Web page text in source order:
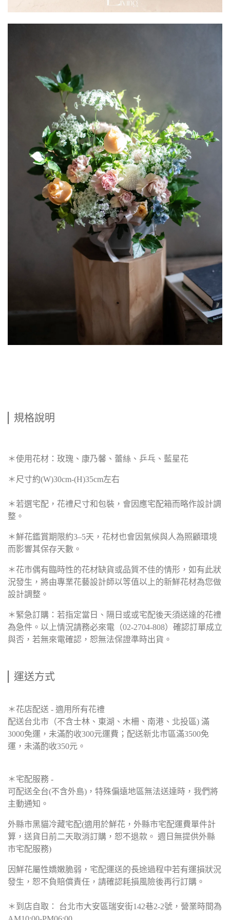
規格說明
＊使用花材：玫瑰、康乃馨、蕾絲、乒乓、藍星花
＊尺寸約(W)30cm-(H)35cm左右
＊若選宅配，花禮尺寸和包裝，會因應宅配箱而略作設計調
整。
＊鮮花鑑賞期限約3–5天，花材也會因氣候與人為照顧環境
而影響其保存天數。
＊花市偶有臨時性的花材缺貨或品質不佳的情形，如有此狀
況發生，將由專業花藝設計師以等值以上的新鮮花材為您做
設計調整。
＊緊急訂購：若指定當日、隔日或或宅配後天須送達的花禮
為急件。以上情況請務必來電（02-2704-808）確認訂單成立
與否，若無來電確認，恕無法保證準時出貨。
運送方式
＊花店配送 - 適用所有花禮
配送台北市（不含士林、東湖、木柵、南港、北投區) 滿
3000免運，未滿酌收300元運費；配送新北市區滿3500免
運，未滿酌收350元。
＊宅配服務 -
可配送全台(不含外島)，特殊偏遠地區無法送達時，我們將
主動通知。
外縣市黑貓冷藏宅配(適用於鮮花，外縣市宅配運費單件計
算，送貨日前二天取消訂購，恕不退款。 週日無提供外縣
市宅配服務)
因鮮花屬性嬌嫩脆弱，宅配運送的長途過程中若有運損狀況
發生，恕不負賠償責任，請確認耗損風險後再行訂購。
＊到店自取： 台北市大安區瑞安街142巷2-2號，營業時間為